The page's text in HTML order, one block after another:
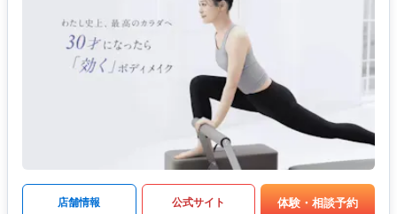
店舗情報 公式サイト 体験・相談予約